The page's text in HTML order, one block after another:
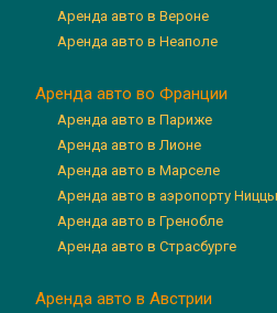
Аренда авто в Вероне
Аренда авто в Неаполе
Аренда авто во Франции
Аренда авто в Париже
Аренда авто в Лионе
Аренда авто в Марселе
Аренда авто в аэропорту Ниццы
Аренда авто в Гренобле
Аренда авто в Страсбурге
Аренда авто в Австрии